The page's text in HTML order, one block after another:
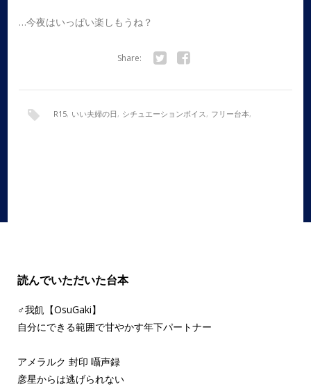
…今夜はいっぱい楽しもうね？
Share:
R15, いい夫婦の日 , シチュエーションボイス, フリー台本,
読んでいただいた台本
♂我飢【OsuGaki】
自分にできる範囲で甘やかす年下パートナー
アメラルク 封印 囁声録
彦星からは逃げられない